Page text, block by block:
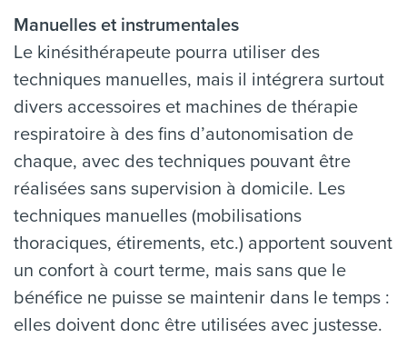
Manuelles et instrumentales
Le kinésithérapeute pourra utiliser des
techniques manuelles, mais il intégrera surtout
divers accessoires et machines de thérapie
respiratoire à des fins d’autonomisation de
chaque, avec des techniques pouvant être
réalisées sans supervision à domicile. Les
techniques manuelles (mobilisations
thoraciques, étirements, etc.) apportent souvent
un confort à court terme, mais sans que le
bénéfice ne puisse se maintenir dans le temps :
elles doivent donc être utilisées avec justesse.